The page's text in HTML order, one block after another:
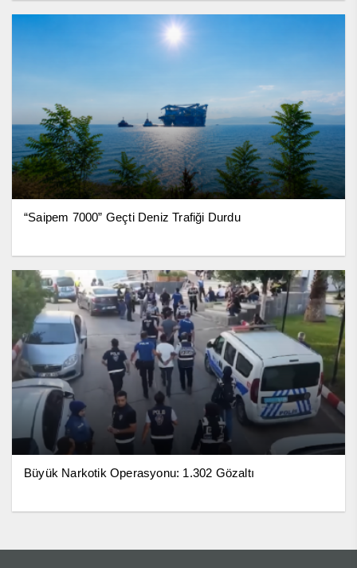
“Saipem 7000” Geçti Deniz Trafiği Durdu
Büyük Narkotik Operasyonu: 1.302 Gözaltı